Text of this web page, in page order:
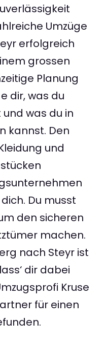
Umzüge
erfolgreich
grossen
Planung
dir, was du
was du in
kannst. Den
und
Du musst
den sicheren
machen.
nach Steyr ist
dir dabei
Kruse
für einen